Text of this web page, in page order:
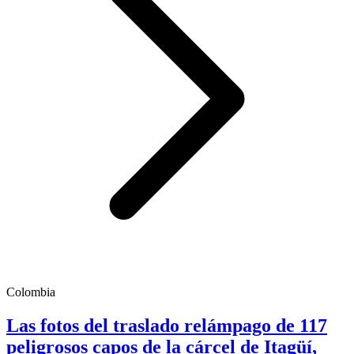
Colombia
Las fotos del traslado relámpago de 117
peligrosos capos de la cárcel de Itagüí,